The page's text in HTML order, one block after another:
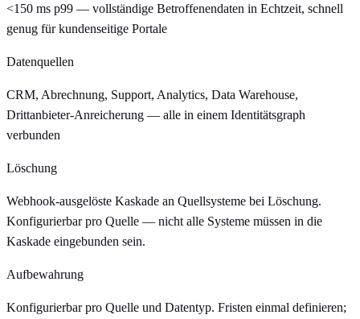
<150 ms p99 — vollständige Betroffenendaten in Echtzeit, schnell
genug für kundenseitige Portale
Datenquellen
CRM, Abrechnung, Support, Analytics, Data Warehouse,
Drittanbieter-Anreicherung — alle in einem Identitätsgraph
verbunden
Löschung
Webhook-ausgelöste Kaskade an Quellsysteme bei Löschung.
Konfigurierbar pro Quelle — nicht alle Systeme müssen in die
Kaskade eingebunden sein.
Aufbewahrung
Konfigurierbar pro Quelle und Datentyp. Fristen einmal definieren;